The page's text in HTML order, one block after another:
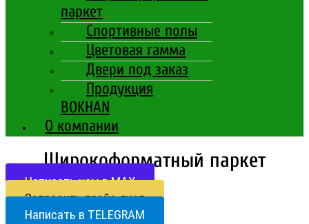
паркет
Спортивные полы
Цветовая гамма
Двери под заказ
Продукция
BOKHAN
О компании
Широкоформатный паркет
Написать нам в МАХ
Запросить прайс-лист
Написать в TELEGRAM